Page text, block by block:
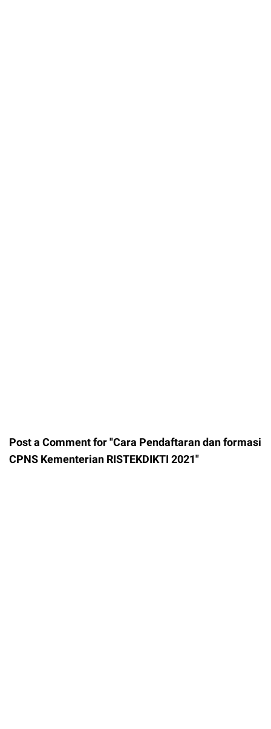
Post a Comment for "Cara Pendaftaran dan formasi
CPNS Kementerian RISTEKDIKTI 2021"